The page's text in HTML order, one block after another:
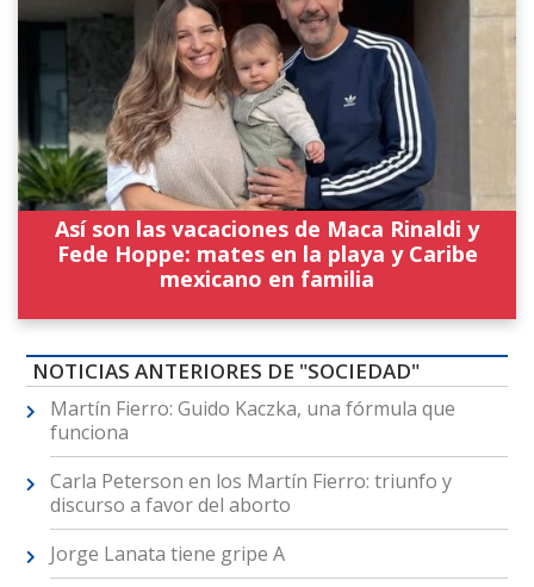
Así son las vacaciones de Maca Rinaldi y
Fede Hoppe: mates en la playa y Caribe
mexicano en familia
NOTICIAS ANTERIORES DE "SOCIEDAD"
Martín Fierro: Guido Kaczka, una fórmula que
funciona
Carla Peterson en los Martín Fierro: triunfo y
discurso a favor del aborto
Jorge Lanata tiene gripe A